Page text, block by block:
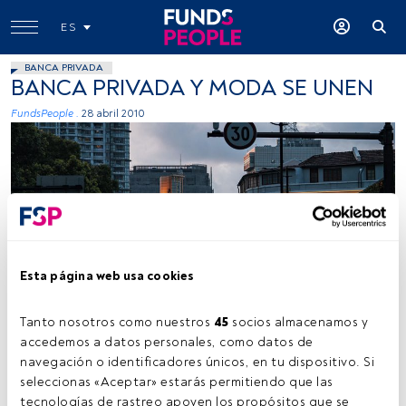
Esta página web usa cookies
Tanto nosotros como nuestros 45 socios almacenamos y
accedemos a datos personales, como datos de
navegación o identificadores únicos, en tu dispositivo. Si
seleccionas «Aceptar» estarás permitiendo que las
tecnologías de rastreo apoyen los propósitos que se
ES
BANCA PRIVADA
BANCA PRIVADA Y MODA SE UNEN
FundsPeople . 28 abril 2010
Tiempo lectura: 2 min.
a Caixa” Banca Privada ha firmado un acuerdo